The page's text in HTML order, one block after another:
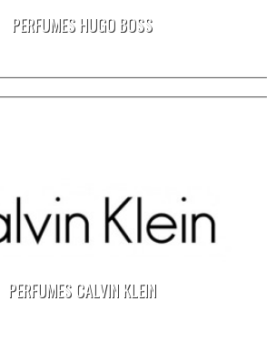
PERFUMES HUGO BOSS
PERFUMES CALVIN KLEIN